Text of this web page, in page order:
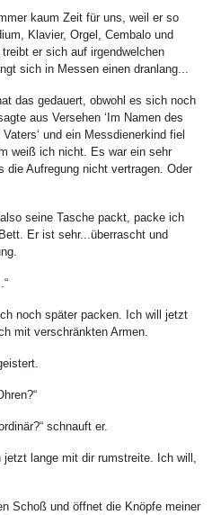
kaum Zeit für uns, weil er so
Klavier, Orgel, Cembalo und
er sich auf irgendwelchen
sich in Messen einen dranlang...
das gedauert, obwohl es sich noch
aus Versehen ‘Im Namen des
und ein Messdienerkind fiel
weiß ich nicht. Es war ein sehr
die Aufregung nicht vertragen. Oder
seine Tasche packt, packe ich
Er ist sehr...überrascht und
noch später packen. Ich will jetzt
mit verschränkten Armen.
schnauft er.
lange mit dir rumstreite. Ich will,
Schoß und öffnet die Knöpfe meiner